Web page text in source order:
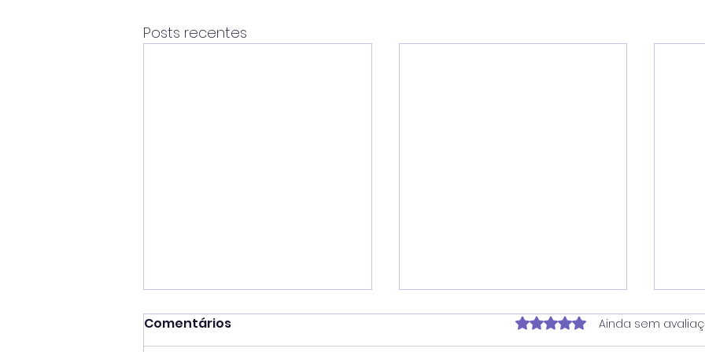
Posts recentes
Comentários Avaliado com 0 de 5
Ainda sem